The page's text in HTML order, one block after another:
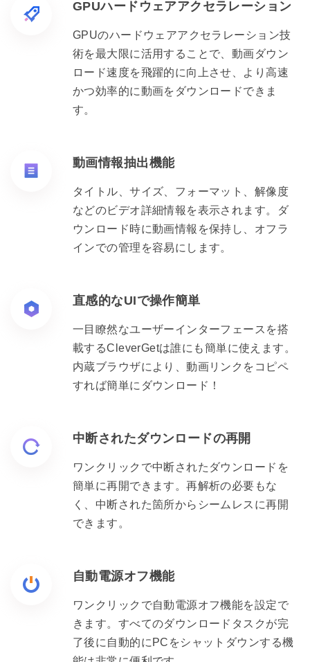
GPUハードウェアアクセラレーション
GPUのハードウェアアクセラレーション技
術を最大限に活用することで、動画ダウン
ロード速度を飛躍的に向上させ、より高速
かつ効率的に動画をダウンロードできま
す。
動画情報抽出機能
タイトル、サイズ、フォーマット、解像度
などのビデオ詳細情報を表示されます。ダ
ウンロード時に動画情報を保持し、オフラ
インでの管理を容易にします。
直感的なUIで操作簡単
一目瞭然なユーザーインターフェースを搭
載するCleverGetは誰にも簡単に使えます。
内蔵ブラウザにより、動画リンクをコピペ
すれば簡単にダウンロード！
中断されたダウンロードの再開
ワンクリックで中断されたダウンロードを
簡単に再開できます。再解析の必要もな
く、中断された箇所からシームレスに再開
できます。
自動電源オフ機能
ワンクリックで自動電源オフ機能を設定で
きます。すべてのダウンロードタスクが完
了後に自動的にPCをシャットダウンする機